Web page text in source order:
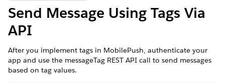
Send Message Using Tags Via
API
After you implement tags in MobilePush, authenticate your
app and use the messageTag REST API call to send messages
based on tag values.